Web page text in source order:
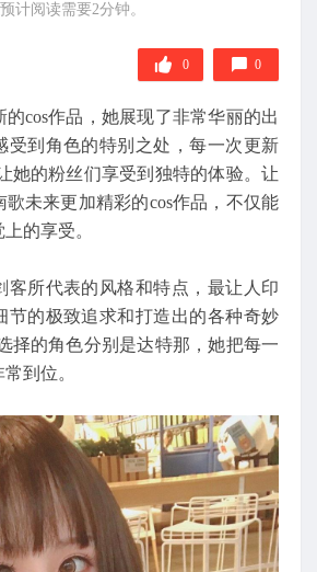
计阅读需要2分钟。
0 0
cos作品，她展现了非常华丽的出
受到角色的特别之处，每一次更新
她的粉丝们享受到独特的体验。让
未来更加精彩的cos作品，不仅能
的享受。
客所代表的风格和特点，最让人印
节的极致追求和打造出的各种奇妙
择的角色分别是达特那，她把每一
到位。